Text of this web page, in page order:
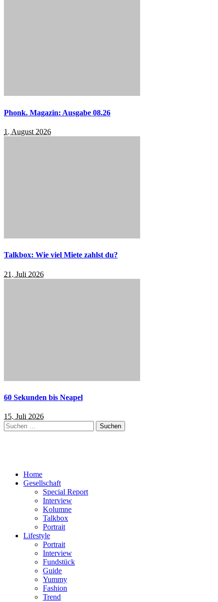
Phonk. Magazin: Ausgabe 08.26
1. August 2026
Talkbox: Wie viel Miete zahlst du?
21. Juli 2026
60 Sekunden bis Neapel
15. Juli 2026
Suchen
nach:
Home
Gesellschaft
Special Report
Interview
Kolumne
Talkbox
Portrait
Lifestyle
Portrait
Interview
Fundstück
Guide
Yummy
Fashion
Trend